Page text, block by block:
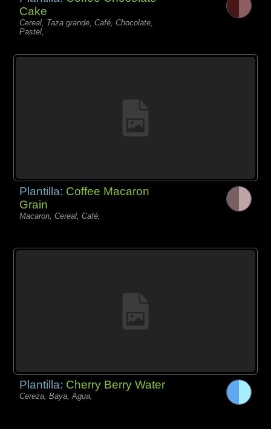
Cake
Cereal, Taza grande, Café, Chocolate,
Pastel,
Plantilla: Coffee Macaron
Grain
Macaron, Cereal, Café,
Plantilla: Cherry Berry Water
Cereza, Baya, Agua,